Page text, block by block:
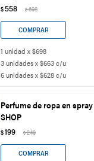
$558 $698
1 unidad x $698
3 unidades x $663 c/u
6 unidades x $628 c/u
Perfume de ropa en
SHOP
$199 $249